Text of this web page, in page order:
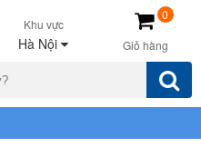
Khu vực
Hà Nội Giỏ hàng
0